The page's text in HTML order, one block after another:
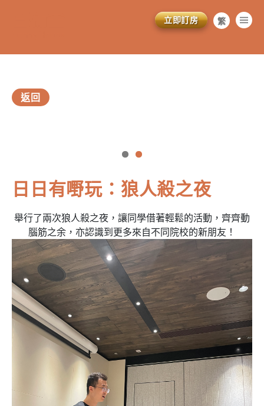
訂閱電子報
*為必填項目
稱謂
先生
小姐
女士
姓*
繁
EN
立即訂房
返回
日日有嘢玩：狼人殺之夜
舉行了兩次狼人殺之夜，讓同學借著輕鬆的活動，齊齊動
腦筋之余，亦認識到更多來自不同院校的新朋友！